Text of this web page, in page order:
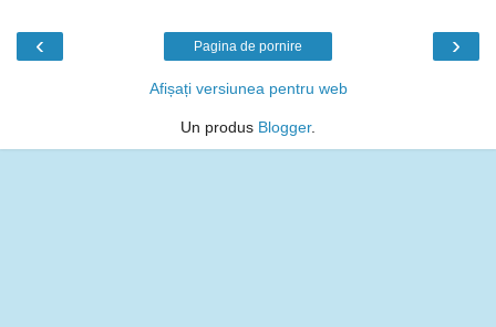
‹ ›
Pagina de pornire
Afișați versiunea pentru web
Un produs Blogger.